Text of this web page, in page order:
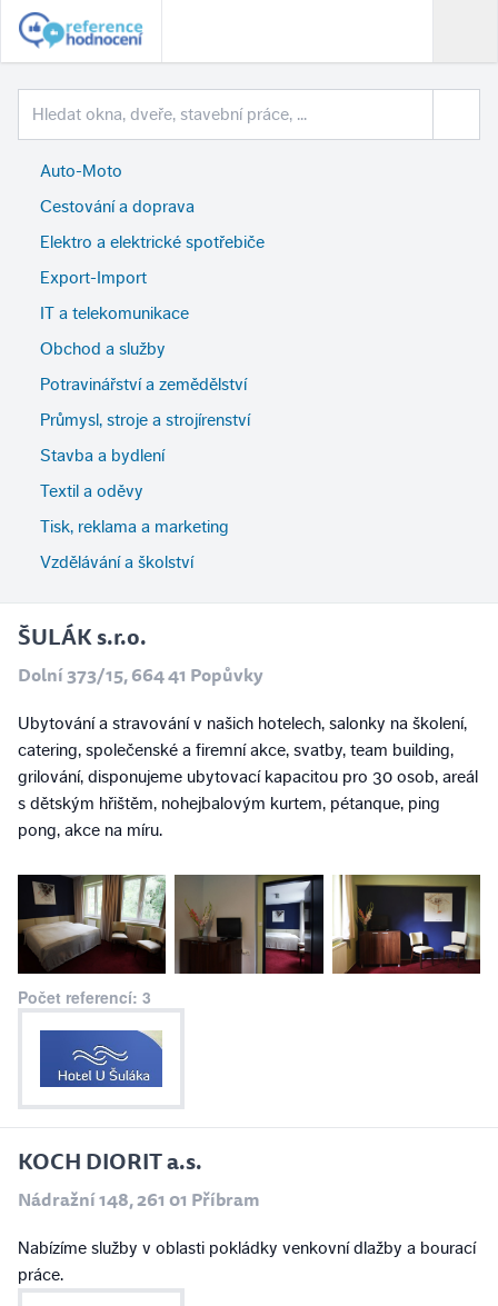
Auto-Moto
Cestování a doprava
Elektro a elektrické spotřebiče
Export-Import
IT a telekomunikace
Obchod a služby
Potravinářství a zemědělství
Průmysl, stroje a strojírenství
Stavba a bydlení
Textil a oděvy
Tisk, reklama a marketing
Vzdělávání a školství
ŠULÁK s.r.o.
Dolní 373/15, 664 41 Popůvky
Ubytování a stravování v našich hotelech, salonky na školení,
catering, společenské a firemní akce, svatby, team building,
grilování, disponujeme ubytovací kapacitou pro 30 osob, areál
s dětským hřištěm, nohejbalovým kurtem, pétanque, ping
pong, akce na míru.
Počet referencí: 3
KOCH DIORIT a.s.
Nádražní 148, 261 01 Příbram
Nabízíme služby v oblasti pokládky venkovní dlažby a bourací
práce.